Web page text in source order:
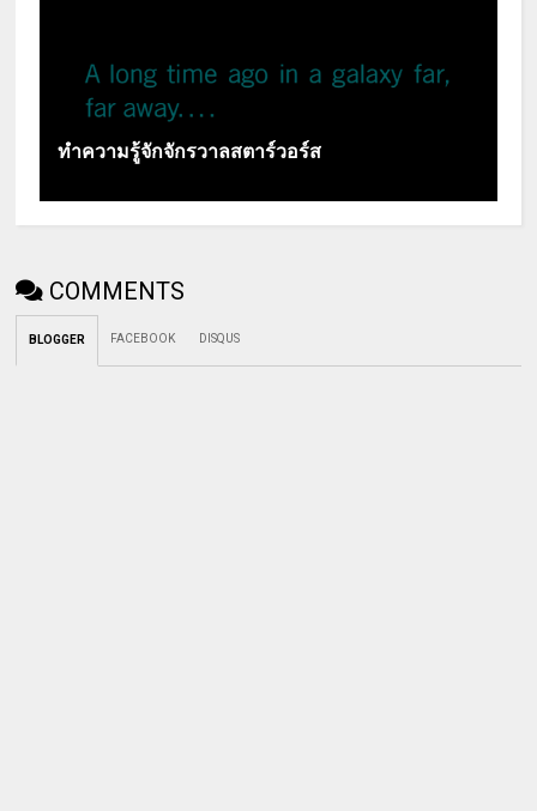
ทำความรู้จักจักรวาลสตาร์วอร์ส
COMMENTS
BLOGGER FACEBOOK DISQUS